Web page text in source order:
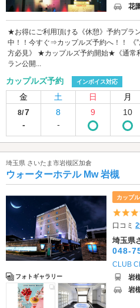
花
★お得にご利用頂ける《休憩》予約プラ
中！！今すぐ⇒カップルズ予約へ！！ 《”
方必見》 ★カップルズ予約開始★《通常
ラン公開...
カップルズ予約 インボイス対応
金 土 日 月
8/7
-
8
-
9 10
埼玉県 さいたま市岩槻区加倉
ウォーターホテル Mw 岩槻
フォトギャラリー
カップ
口コミ
埼玉県
048-
CLUB
岩
岩